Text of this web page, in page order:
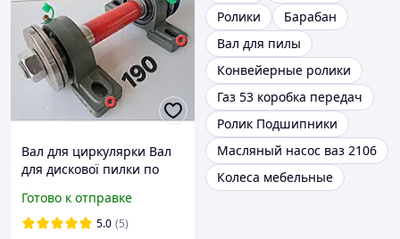
Вал для циркулярки Вал
для дискової пилки по
верстатів і точила L-190+
Готово к отправке
5.0 (5)
Ролики
Барабан
Вал для пилы
Конвейерные ролики
Газ 53 коробка передач
Ролик Подшипники
Масляный насос ваз 2106
Колеса мебельные